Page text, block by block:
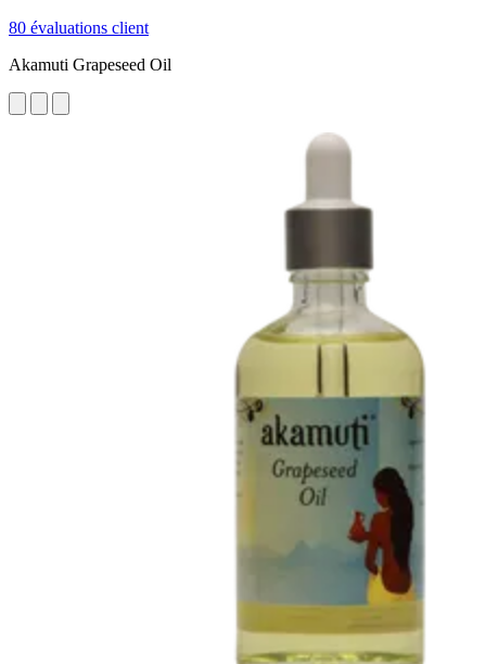
80 évaluations client
Akamuti Grapeseed Oil